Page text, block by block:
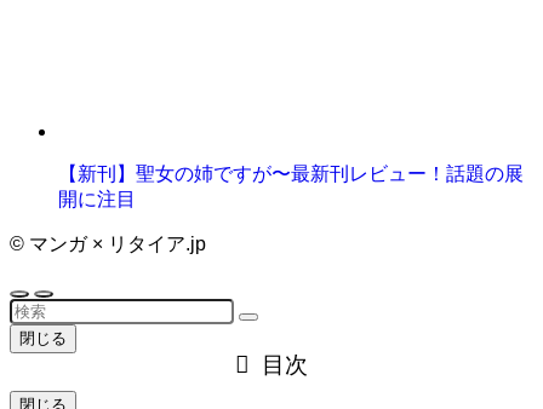
【新刊】聖女の姉ですが〜最新刊レビュー！話題の展
開に注目
© マンガ × リタイア.jp
閉じる
目次
閉じる